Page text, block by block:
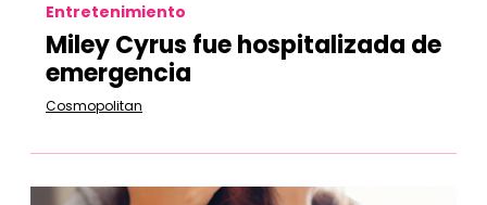
Entretenimiento
Miley Cyrus fue hospitalizada de
emergencia
Cosmopolitan